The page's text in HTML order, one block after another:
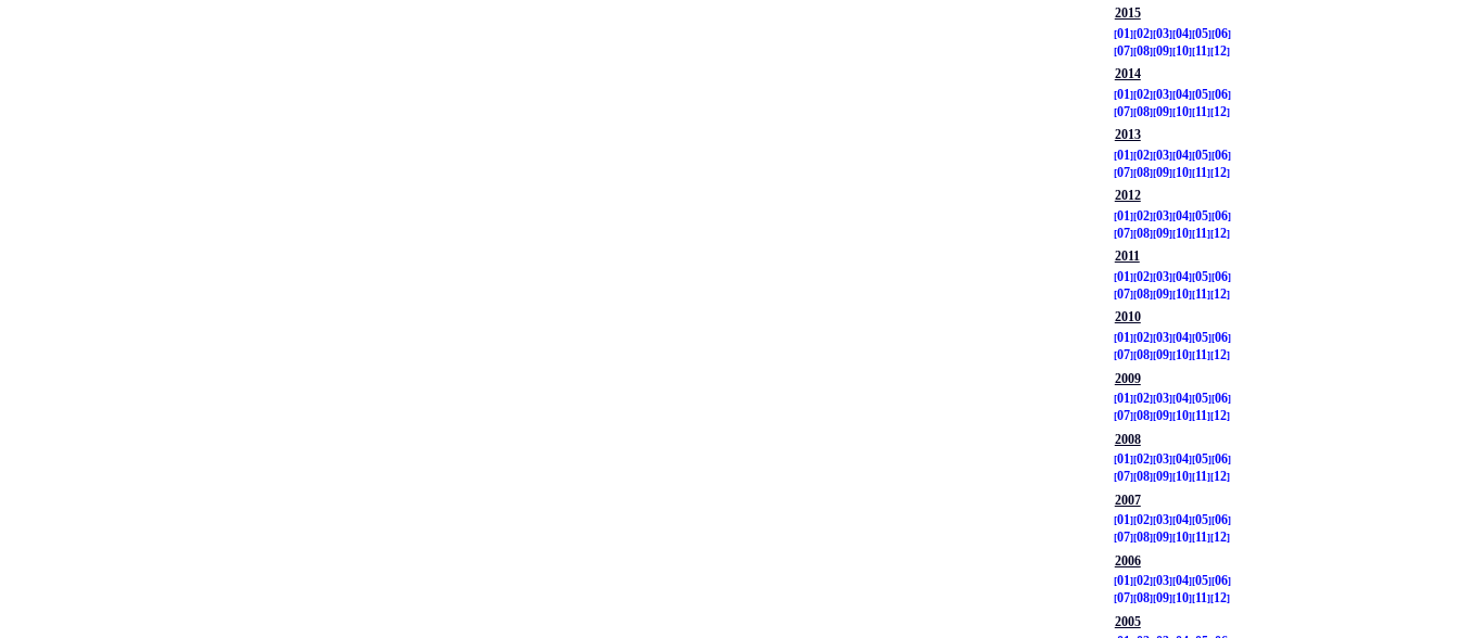
2015
01
02 03 04 05 06
07 08 09 10 11
12
2014
01
02 03 04 05 06
07 08 09 10 11
12
2013
01
02 03 04 05 06
07 08 09 10 11
12
2012
01
02 03 04 05 06
07 08 09 10 11
12
2011
01
02 03 04 05 06
07 08 09 10 11
12
2010
01
02 03 04 05 06
07 08 09 10 11
12
2009
01
02 03 04 05 06
07 08 09 10 11
12
2008
01
02 03 04 05 06
07 08 09 10 11
12
2007
01
02 03 04 05 06
07 08 09 10 11
12
2006
01
02 03 04 05 06
07 08 09 10 11
12
2005